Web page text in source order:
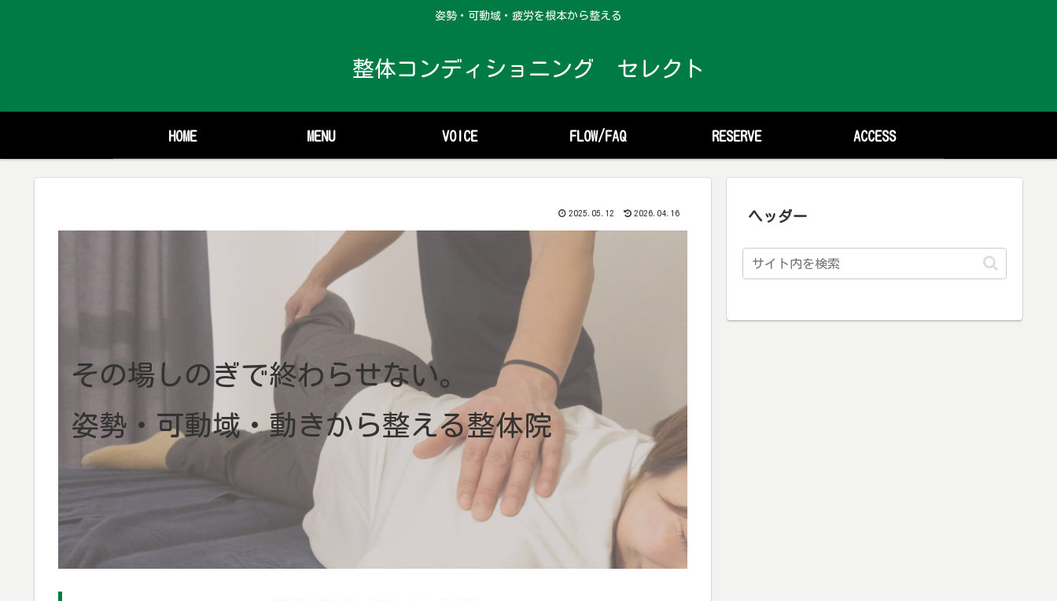
姿勢・可動域・疲労を根本から整える
整体コンディショニング セレクト
HOME MENU VOICE FLOW/FAQ RESERVE ACCESS
2025.05.12 2026.04.16
その場しのぎで終わ らせない。
姿勢・可動域・動きから整える整体院
ヘッダー